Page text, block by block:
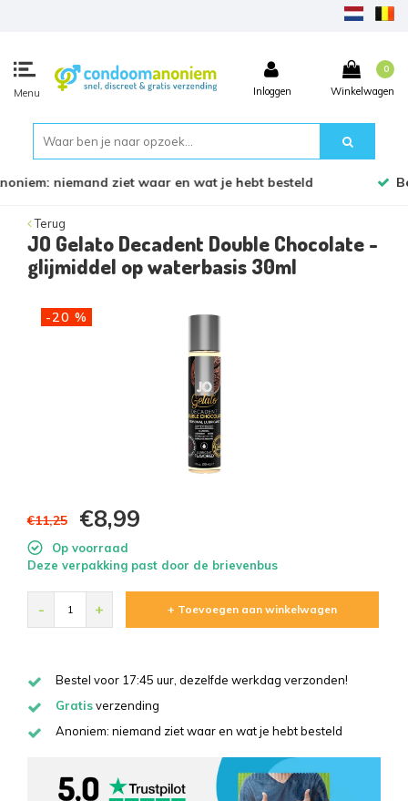
Menu Inloggen
0
Winkelwagen
Bestel voor 17:45 uur, dezelfde werkdag verzonden!
Terug
JO Gelato Decadent Double Chocolate -
glijmiddel op waterbasis 30ml
-20 %
€11,25 €8,99
Op voorraad
Deze verpakking past door de brievenbus
- + + Toevoegen aan winkelwagen
Bestel voor 17:45 uur, dezelfde werkdag verzonden!
Gratisverzending
Anoniem: niemand ziet waar en wat je hebt besteld